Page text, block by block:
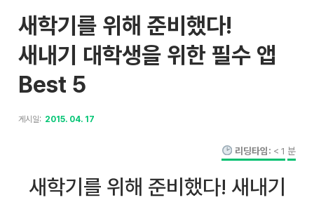
새학기를 위해 준비했다!
새내기 대학생을 위한 필수 앱
Best 5
게시일: 2015. 04. 17
리딩타임: < 1 분
새학기를 위해 준비했다! 새내기